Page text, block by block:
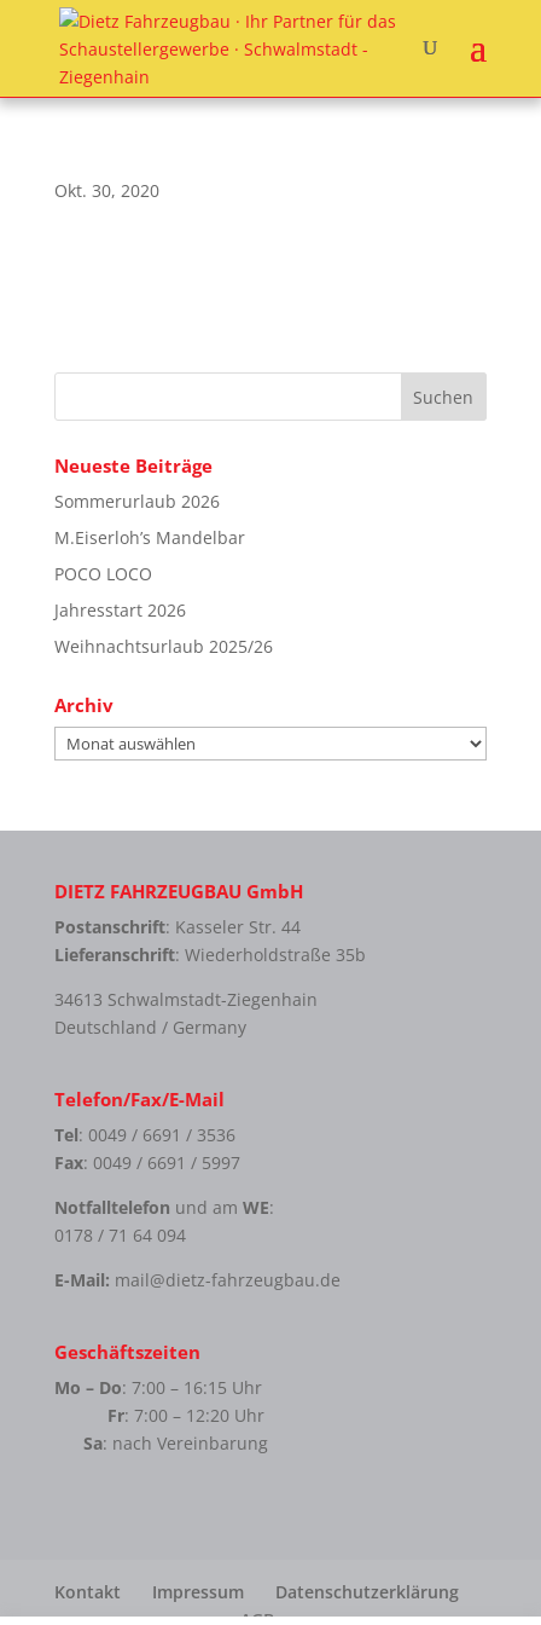
Okt. 30, 2020
Neueste Beiträge
Sommerurlaub 2026
M.Eiserloh’s Mandelbar
POCO LOCO
Jahresstart 2026
Weihnachtsurlaub 2025/26
Archiv
Archiv
DIETZ FAHRZEUGBAU GmbH
Postanschrift: Kasseler Str. 44
Lieferanschrift: Wiederholdstraße 35b
34613 Schwalmstadt-Ziegenhain
Deutschland / Germany
Telefon/Fax/E-Mail
Tel: 0049 / 6691 / 3536
Fax: 0049 / 6691 / 5997
Notfalltelefon und am WE:
0178 / 71 64 094
E-Mail: mail@dietz-fahrzeugbau.de
Geschäftszeiten
Mo – Do: 7:00 – 16:15 Uhr
Fr: 7:00 – 12:20 Uhr
Sa: nach Vereinbarung
Kontakt Impressum
Datenschutzerklärung
AGB